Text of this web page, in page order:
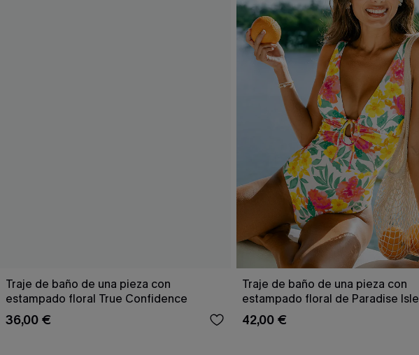
Traje de baño de una pieza con
estampado floral True Confidence
36,00 €
Traje de baño de una pieza con
estampado floral de Paradise Isle
42,00 €